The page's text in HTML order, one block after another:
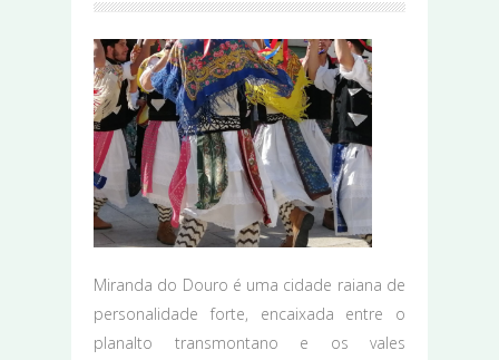
Miranda do Douro é uma cidade raiana de
personalidade forte, encaixada entre o
planalto transmontano e os vales